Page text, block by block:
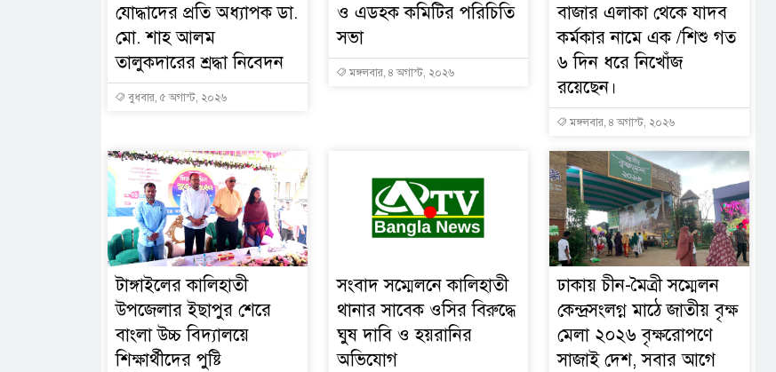
যোদ্ধাদের প্রতি অধ্যাপক ডা.
মো. শাহ আলম
তালুকদারের শ্রদ্ধা নিবেদন
বুধবার, ৫ অগাস্ট, ২০২৬
ও এডহক কমিটির পরিচিতি
সভা
মঙ্গলবার, ৪ অগাস্ট, ২০২৬
বাজার এলাকা থেকে যাদব
কর্মকার নামে এক /শিশু গত
৬ দিন ধরে নিখোঁজ
রয়েছেন।
মঙ্গলবার, ৪ অগাস্ট, ২০২৬
টাঙ্গাইলের কালিহাতী
উপজেলার ইছাপুর শেরে
বাংলা উচ্চ বিদ্যালয়ে
শিক্ষার্থীদের পুষ্টি
সংবাদ সম্মেলনে কালিহাতী
থানার সাবেক ওসির বিরুদ্ধে
ঘুষ দাবি ও হয়রানির
অভিযোগ
ঢাকায় চীন-মৈত্রী সম্মেলন
কেন্দ্রসংলগ্ন মাঠে জাতীয় বৃক্ষ
মেলা ২০২৬ বৃক্ষরোপণে
সাজাই দেশ, সবার আগে